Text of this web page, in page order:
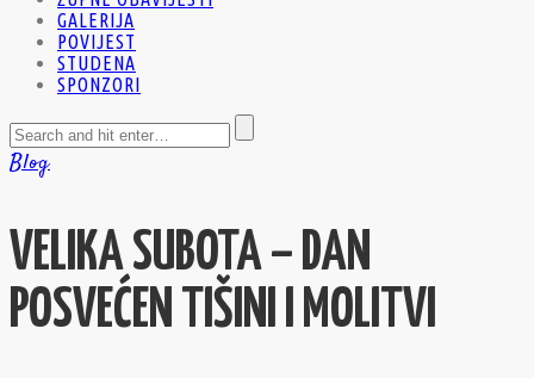
GALERIJA
POVIJEST
STUDENA
SPONZORI
Blog
VELIKA SUBOTA – DAN
POSVEĆEN TIŠINI I MOLITVI